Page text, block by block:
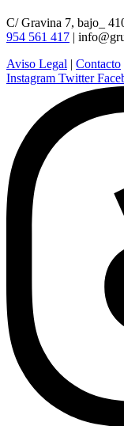
C/ Gravina 7, bajo_
954 561 417 |
Aviso Legal | Contacto
Instagram Twitter